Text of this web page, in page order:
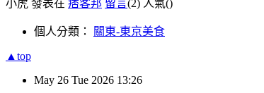
小虎 發表在 痞客邦 留言(2) 人氣()
個人分類： 關東-東京美食
▲top
May 26 Tue 2026 13:26